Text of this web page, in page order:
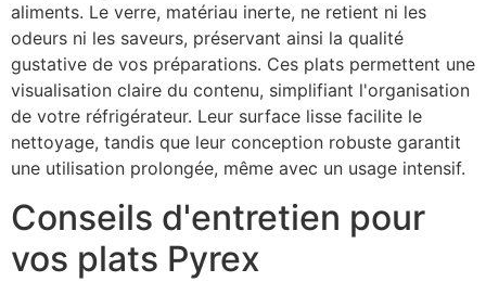
aliments. Le verre, matériau inerte, ne retient ni les
odeurs ni les saveurs, préservant ainsi la qualité
gustative de vos préparations. Ces plats permettent une
visualisation claire du contenu, simplifiant l'organisation
de votre réfrigérateur. Leur surface lisse facilite le
nettoyage, tandis que leur conception robuste garantit
une utilisation prolongée, même avec un usage intensif.
Conseils d'entretien pour
vos plats Pyrex